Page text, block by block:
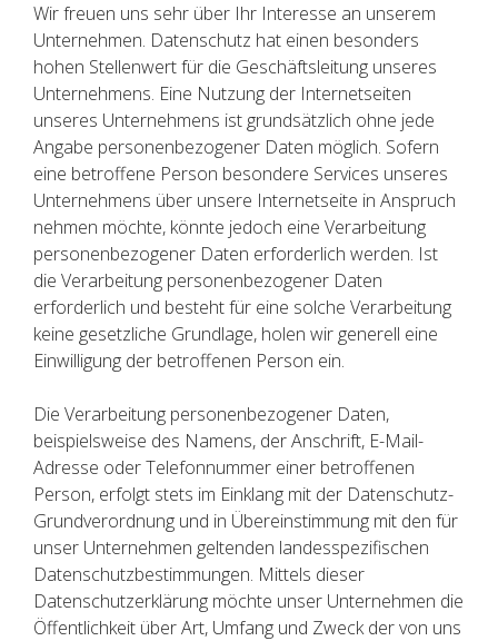
Wir freuen uns sehr über Ihr Interesse an unserem
Unternehmen. Datenschutz hat einen besonders
hohen Stellenwert für die Geschäftsleitung unseres
Unternehmens. Eine Nutzung der Internetseiten
unseres Unternehmens ist grundsätzlich ohne jede
Angabe personenbezogener Daten möglich. Sofern
eine betroffene Person besondere Services unseres
Unternehmens über unsere Internetseite in Anspruch
nehmen möchte, könnte jedoch eine Verarbeitung
personenbezogener Daten erforderlich werden. Ist
die Verarbeitung personenbezogener Daten
erforderlich und besteht für eine solche Verarbeitung
keine gesetzliche Grundlage, holen wir generell eine
Einwilligung der betroffenen Person ein.
Die Verarbeitung personenbezogener Daten,
beispielsweise des Namens, der Anschrift, E-Mail-
Adresse oder Telefonnummer einer betroffenen
Person, erfolgt stets im Einklang mit der Datenschutz-
Grundverordnung und in Übereinstimmung mit den für
unser Unternehmen geltenden landesspezifischen
Datenschutzbestimmungen. Mittels dieser
Datenschutzerklärung möchte unser Unternehmen die
Öffentlichkeit über Art, Umfang und Zweck der von uns